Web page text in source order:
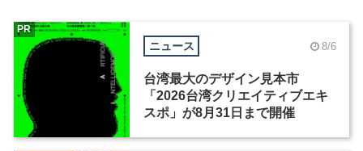
ニュース 8/6
台湾最大のデザイン見本市
「2026台湾クリエイティブエキ
スポ」が8月31日まで開催
PR